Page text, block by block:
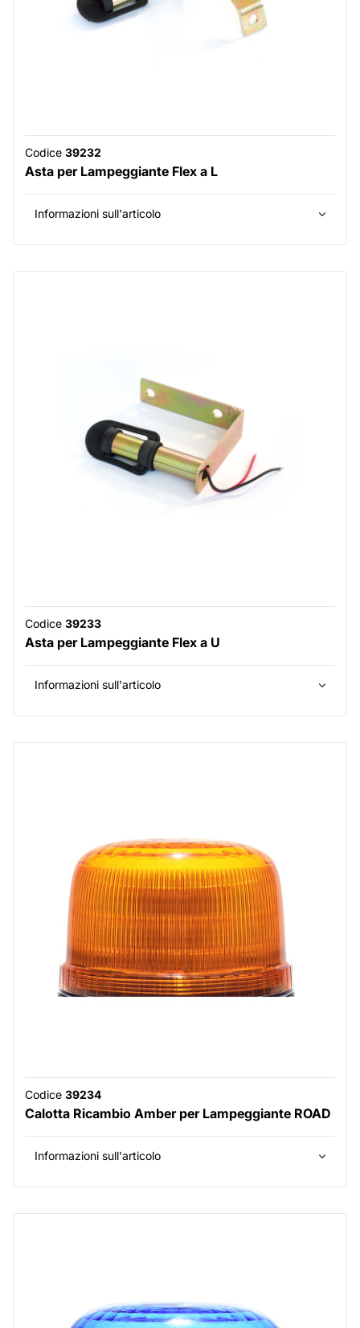
Codice 39232
Asta per Lampeggiante Flex a L
Informazioni sull'articolo
Codice 39233
Asta per Lampeggiante Flex a U
Informazioni sull'articolo
Codice 39234
Calotta Ricambio Amber per Lampeggiante ROAD
Informazioni sull'articolo